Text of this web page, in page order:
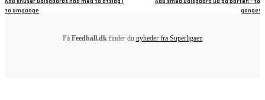
to omgange
gange!
På Feedball.dkfinder du nyheder fra Superligaen